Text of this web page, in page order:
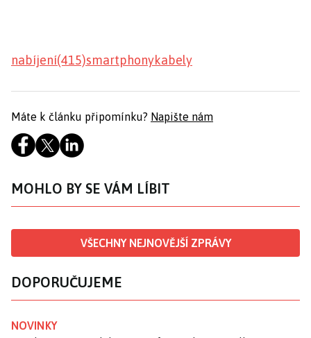
nabíjení(415)smartphonykabely
Máte k článku připomínku? Napište nám
MOHLO BY SE VÁM LÍBIT
VŠECHNY NEJNOVĚJŠÍ ZPRÁVY
DOPORUČUJEME
NOVINKY